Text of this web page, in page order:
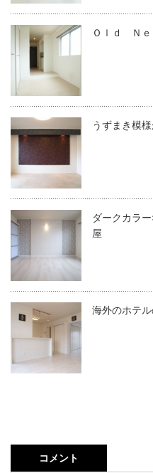
Ｏｌｄ Ｎｅ
うずまき模
ダークカラ
屋
海外のホテ
コメント